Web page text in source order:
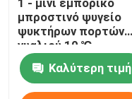
1 - μίνι εμπορικό
μπροστινό ψυγείο
ψυκτήρων πορτών
γυαλιού 10 ℃
Καλύτερη τιμή